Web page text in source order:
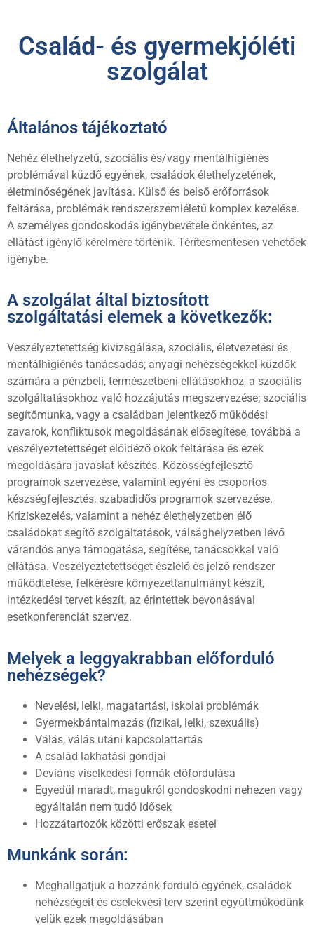
Család- és gyermekjóléti
szolgálat
Általános tájékoztató
Nehéz élethelyzetű, szociális és/vagy mentálhigiénés
problémával küzdő egyének, családok élethelyzetének,
életminőségének javítása. Külső és belső erőforrások
feltárása, problémák rendszerszemléletű komplex kezelése.
A személyes gondoskodás igénybevétele önkéntes, az
ellátást igénylő kérelmére történik. Térítésmentesen vehetőek
igénybe.
A szolgálat által biztosított
szolgáltatási elemek a következők:
Veszélyeztetettség kivizsgálása, szociális, életvezetési és
mentálhigiénés tanácsadás; anyagi nehézségekkel küzdők
számára a pénzbeli, természetbeni ellátásokhoz, a szociális
szolgáltatásokhoz való hozzájutás megszervezése; szociális
segítőmunka, vagy a családban jelentkező működési
zavarok, konfliktusok megoldásának elősegítése, továbbá a
veszélyeztetettséget előidéző okok feltárása és ezek
megoldására javaslat készítés. Közösségfejlesztő
programok szervezése, valamint egyéni és csoportos
készségfejlesztés, szabadidős programok szervezése.
Kríziskezelés, valamint a nehéz élethelyzetben élő
családokat segítő szolgáltatások, válsághelyzetben lévő
várandós anya támogatása, segítése, tanácsokkal való
ellátása. Veszélyeztetettséget észlelő és jelző rendszer
működtetése, felkérésre környezettanulmányt készít,
intézkedési tervet készít, az érintettek bevonásával
esetkonferenciát szervez.
Melyek a leggyakrabban előforduló
nehézségek?
Nevelési, lelki, magatartási, iskolai problémák
Gyermekbántalmazás (fizikai, lelki, szexuális)
Válás, válás utáni kapcsolattartás
A család lakhatási gondjai
Deviáns viselkedési formák előfordulása
Egyedül maradt, magukról gondoskodni nehezen vagy
egyáltalán nem tudó idősek
Hozzátartozók közötti erőszak esetei
Munkánk során:
Meghallgatjuk a hozzánk forduló egyének, családok
nehézségeit és cselekvési terv szerint együttműködünk
velük ezek megoldásában